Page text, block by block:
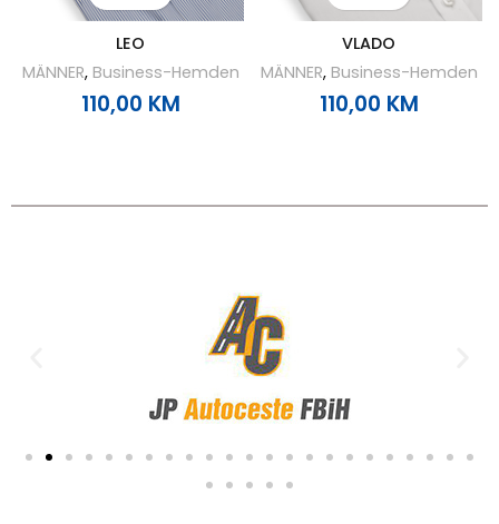
LEO
MÄNNER, Business-Hemden
110,00 KM
VLADO
MÄNNER, Business-Hemden
110,00 KM